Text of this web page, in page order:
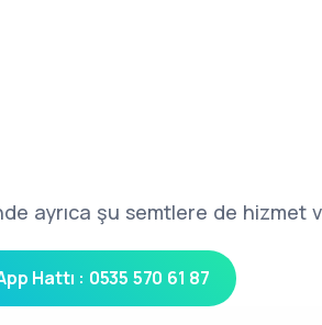
ayrıca şu semtlere de hizmet
Hattı : 0535 570 61 87